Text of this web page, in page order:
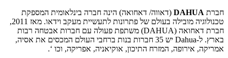
חברת DAHUA (דאווה/ דאחואה) הינה חברה בינלאומית המספקת
טכנולוגיה מובילה בעולם של פתרונות לתעשיית מעקב וידאו. מאז 2011,
חברת דאחואה (DAHUA) משתפת פעולה עם חברות אבטחה רבות
בארץ. ל-Dahua יש 35 חברות בנות ברחבי העולם המכסים את אסיה,
אמריקה, אירופה, המזרח התיכון, אוקיאניה, אפריקה, וכו ‘.